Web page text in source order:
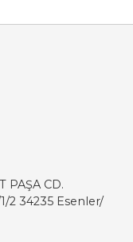
PAŞA CD.
2 34235 Esenler/